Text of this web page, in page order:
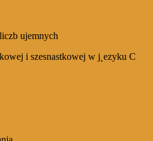
ujemnych
i szesnastkowej w j˛ezyku C